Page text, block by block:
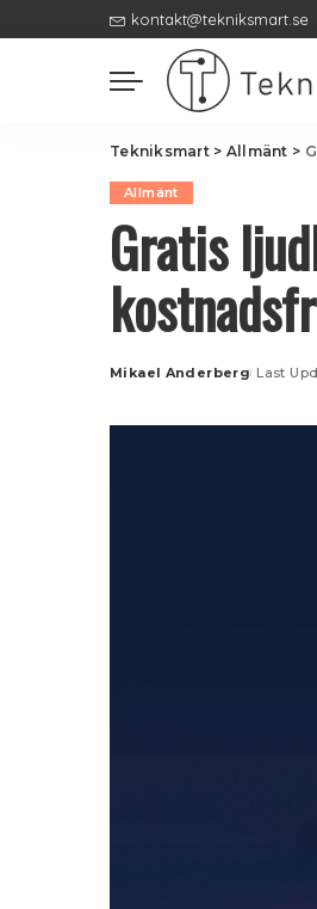
kontakt@tekniksmart.se
Tekniksmart> Allmänt >
Allmänt
Gratis
Posted
Mikael Anderberg Last